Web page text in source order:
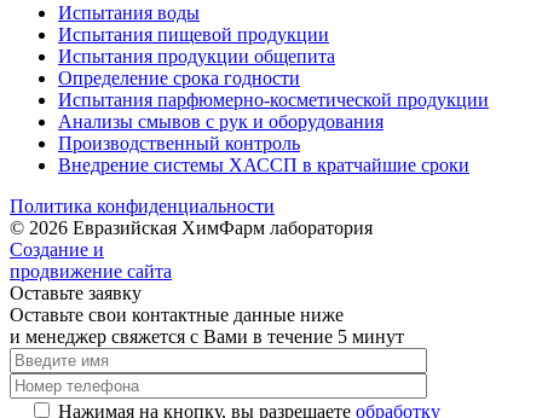
Испытания воды
Испытания пищевой продукции
Испытания продукции общепита
Определение срока годности
Испытания парфюмерно-косметической продукции
Анализы смывов с рук и оборудования
Производственный контроль
Внедрение системы ХАССП в кратчайшие сроки
Политика конфиденциальности
© 2026 Евразийская ХимФарм лаборатория
Создание и
продвижение сайта
Оставьте заявку
Оставьте свои контактные данные ниже
и менеджер свяжется с Вами в течение 5 минут
Нажимая на кнопку, вы разрешаете обработку